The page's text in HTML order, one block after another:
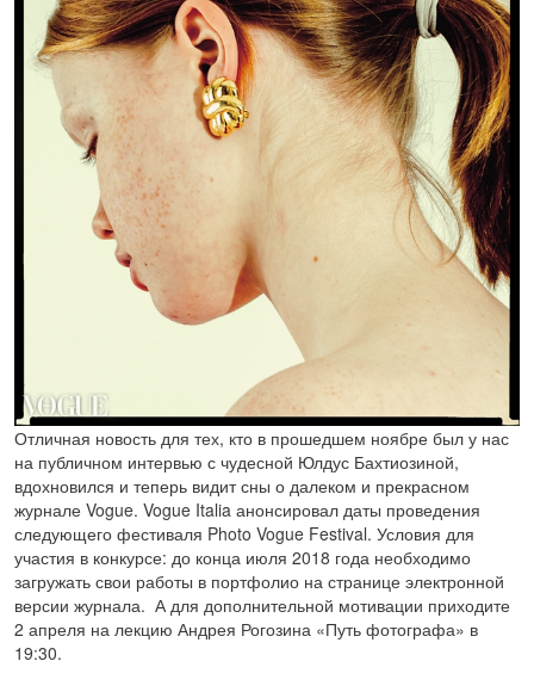
Отличная новость для тех, кто в прошедшем ноябре был у нас
на публичном интервью с чудесной Юлдус Бахтиозиной,
вдохновился и теперь видит сны о далеком и прекрасном
журнале Vogue. Vogue Italia анонсировал даты проведения
следующего фестиваля Photo Vogue Festival. Условия для
участия в конкурсе: до конца июля 2018 года необходимо
загружать свои работы в портфолио на странице электронной
версии журнала. А для дополнительной мотивации приходите
2 апреля на лекцию Андрея Рогозина «Путь фотографа» в
19:30.